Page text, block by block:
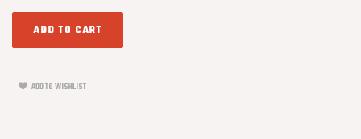
ADD TO CART
ADD TO WISHLIST